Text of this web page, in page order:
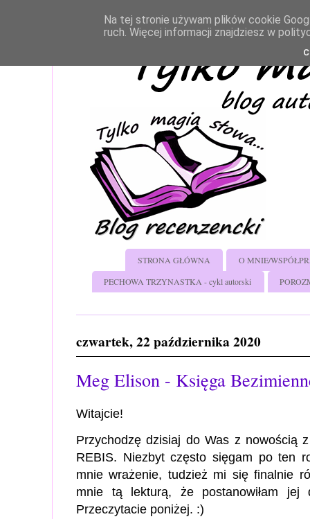
STRONA GŁÓWNA
O MNIE/
PECHOWA TRZYNASTKA - cykl autorski
czwartek, 22 października 2020
Meg Elison - Księga
Witajcie!
Przychodzę dzisiaj do Was z nowością
REBIS. Niezbyt często sięgam po ten
mnie wrażenie, tudzież mi się finalnie
mnie tą lekturą, że postanowiłam
Przeczytacie poniżej. :)
Na tej stronie używam plików cookie
ruch. Więcej informacji znajdziesz w